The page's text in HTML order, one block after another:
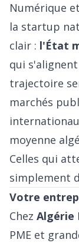
Numérique
la startup
clair : l'État
qui
trajectoire
marchés
moyenne
Celles qui
simplement
Votre
Chez Algérie
PME et